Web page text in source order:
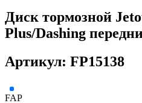
Диск тормозной
Plus/Dashing
Артикул: FP15138
FAP